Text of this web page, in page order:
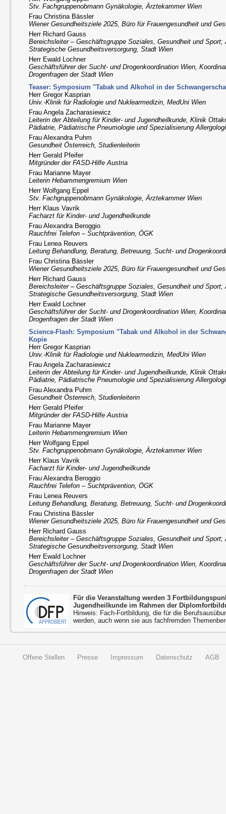
Stv. Fachgruppenobmann Gynäkologie, Ärztekammer Wien
Frau Christina Bässler
Wiener Gesundheitsziele 2025, Büro für Frauengesundheit und
Herr Richard Gauss
Bereichsleiter – Geschäftsgruppe Soziales, Gesundheit und
Strategische Gesundheitsversorgung, Stadt Wien
Herr Ewald Lochner
Geschäftsführer der Sucht- und Drogenkoordination Wien,
Drogenfragen der Stadt Wien
Teaser: Symposium "Tabak und Alkohol in der
Herr Gregor Kasprian
Univ.-Klinik für Radiologie und Nuklearmedizin, MedUni Wien
Frau Angela Zacharasiewicz
Leiterin der Abteilung für Kinder- und Jugendheilkunde, Klinik
Pädiatrie, Pädiatrische Pneumologie und Spezialisierung
Frau Alexandra Puhm
Gesundheit Österreich, Studienleiterin
Herr Gerald Pfeifer
Mitgründer der FASD-Hilfe Austria
Frau Marianne Mayer
Leiterin Hebammengremium Wien
Herr Wolfgang Eppel
Stv. Fachgruppenobmann Gynäkologie, Ärztekammer Wien
Herr Klaus Vavrik
Facharzt für Kinder- und Jugendheilkunde
Frau Alexandra Beroggio
Rauchfrei Telefon – Suchtprävention, ÖGK
Frau Lenea Reuvers
Leitung Behandlung, Beratung, Betreuung, Sucht- und
Frau Christina Bässler
Wiener Gesundheitsziele 2025, Büro für Frauengesundheit und
Herr Richard Gauss
Bereichsleiter – Geschäftsgruppe Soziales, Gesundheit und
Strategische Gesundheitsversorgung, Stadt Wien
Herr Ewald Lochner
Geschäftsführer der Sucht- und Drogenkoordination Wien,
Drogenfragen der Stadt Wien
Science-Flash: Symposium "Tabak und Alkohol in der
Kopie
Herr Gregor Kasprian
Univ.-Klinik für Radiologie und Nuklearmedizin, MedUni Wien
Frau Angela Zacharasiewicz
Leiterin der Abteilung für Kinder- und Jugendheilkunde, Klinik
Pädiatrie, Pädiatrische Pneumologie und Spezialisierung
Frau Alexandra Puhm
Gesundheit Österreich, Studienleiterin
Herr Gerald Pfeifer
Mitgründer der FASD-Hilfe Austria
Frau Marianne Mayer
Leiterin Hebammengremium Wien
Herr Wolfgang Eppel
Stv. Fachgruppenobmann Gynäkologie, Ärztekammer Wien
Herr Klaus Vavrik
Facharzt für Kinder- und Jugendheilkunde
Frau Alexandra Beroggio
Rauchfrei Telefon – Suchtprävention, ÖGK
Frau Lenea Reuvers
Leitung Behandlung, Beratung, Betreuung, Sucht- und
Frau Christina Bässler
Wiener Gesundheitsziele 2025, Büro für Frauengesundheit und
Herr Richard Gauss
Bereichsleiter – Geschäftsgruppe Soziales, Gesundheit und
Strategische Gesundheitsversorgung, Stadt Wien
Herr Ewald Lochner
Geschäftsführer der Sucht- und Drogenkoordination Wien,
Drogenfragen der Stadt Wien
Für die Veranstaltung werden 3
Jugendheilkunde im Rahmen der
Hinweis: Fach-Fortbildung, die für die
werden, auch wenn sie aus fachfremden
Offene Stellen Presse Impressum Datenschutz AGB